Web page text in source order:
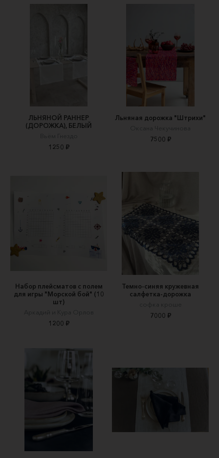
ЛЬНЯНОЙ РАННЕР
(ДОРОЖКА), БЕЛЫЙ
Вьём Гнездо
1250 ₽
Льняная дорожка "Штрихи"
Оксана Чекучинова
7500 ₽
Набор плейсматов с полем
для игры "Морской бой" (10
шт)
Аркадий и Кура Орлов
1200 ₽
Темно-синяя кружевная
салфетка-дорожка
софка кроше
7000 ₽